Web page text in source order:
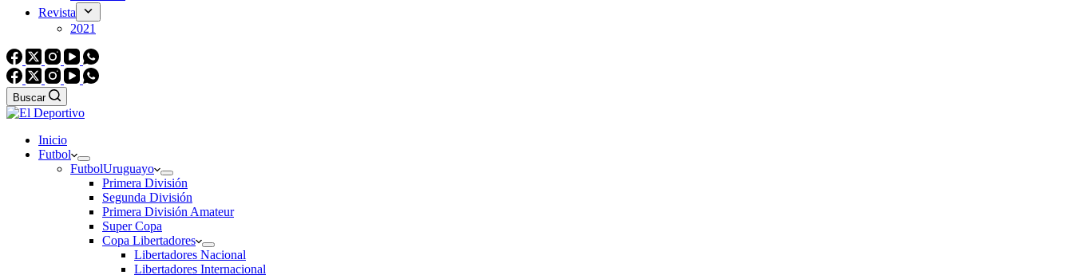
Revista
2021
Buscar
Inicio
Futbol
FutbolUruguayo
Primera División
Segunda División
Primera División Amateur
Super Copa
Copa Libertadores
Libertadores Nacional
Libertadores Internacional